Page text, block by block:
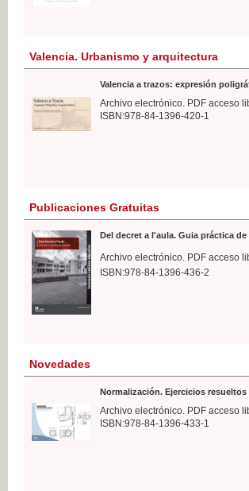
Valencia. Urbanismo y arquitectura
Valencia a trazos: expresión
Archivo electrónico. PDF acceso
ISBN:978-84-1396-420-1
Publicaciones Gratuitas
Del decret a l'aula. Guia práctica
Archivo electrónico. PDF acceso
ISBN:978-84-1396-436-2
Novedades
Normalización. Ejercicios
Archivo electrónico. PDF acceso
ISBN:978-84-1396-433-1